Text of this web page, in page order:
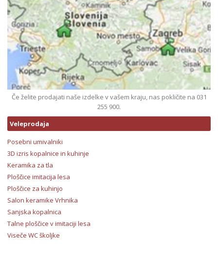
Če želite prodajati naše izdelke v vašem kraju, nas pokličite na 031
255 900.
Veleprodaja
Posebni umivalniki
3D izris kopalnice in kuhinje
Keramika za tla
Ploščice imitacija lesa
Ploščice za kuhinjo
Salon keramike Vrhnika
Sanjska kopalnica
Talne ploščice v imitaciji lesa
Viseče WC školjke